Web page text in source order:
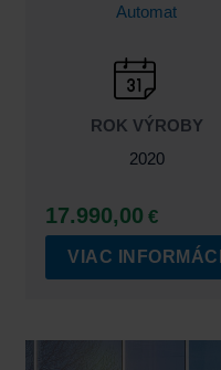
Automat
ROK VÝROBY
2020
17.990,00 €
VIAC INFORMÁCIÍ